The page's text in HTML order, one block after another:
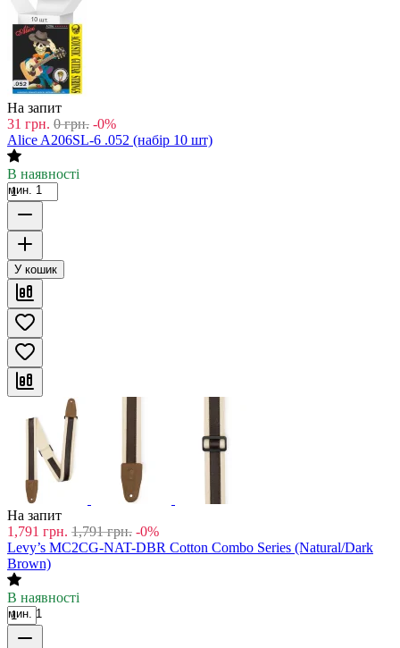
На запит
31 грн. 0 грн. -0%
Alice A206SL-6 .052 (набір 10 шт)
В наявності
мин. 1
У кошик
На запит
1,791 грн. 1,791 грн. -0%
Levy’s MC2CG-NAT-DBR Cotton Combo Series (Natural/Dark
Brown)
В наявності
мин. 1